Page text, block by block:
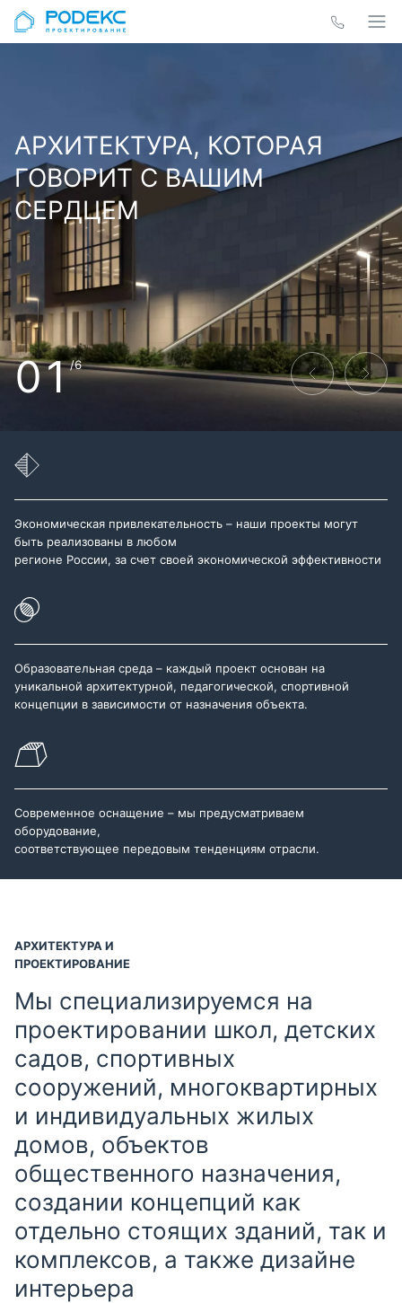
АРХИТЕКТУРА, КОТОРАЯ
ГОВОРИТ С ВАШИМ
СЕРДЦЕМ
01/6
Экономическая привлекательность – наши проекты могут
быть реализованы в любом
регионе России, за счет своей экономической эффективности
Образовательная среда – каждый проект основан на
уникальной архитектурной, педагогической, спортивной
концепции в зависимости от назначения объекта.
Современное оснащение – мы предусматриваем
оборудование,
соответствующее передовым тенденциям отрасли.
АРХИТЕКТУРА И
ПРОЕКТИРОВАНИЕ
Мы специализируемся на
проектировании школ, детских
садов, спортивных
сооружений, многоквартирных
и индивидуальных жилых
домов, объектов
общественного назначения,
создании концепций как
отдельно стоящих зданий, так и
комплексов, а также дизайне
интерьера